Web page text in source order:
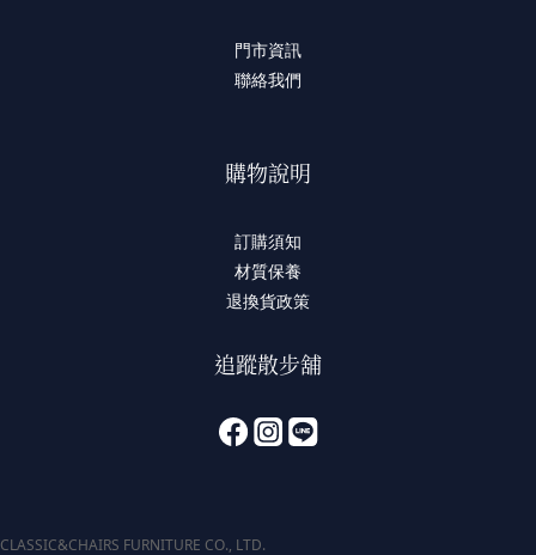
門市資訊
聯絡我們
購物說明
訂購須知
材質保養
退換貨政策
追蹤散步舖
CLASSIC&CHAIRS FURNITURE CO., LTD.